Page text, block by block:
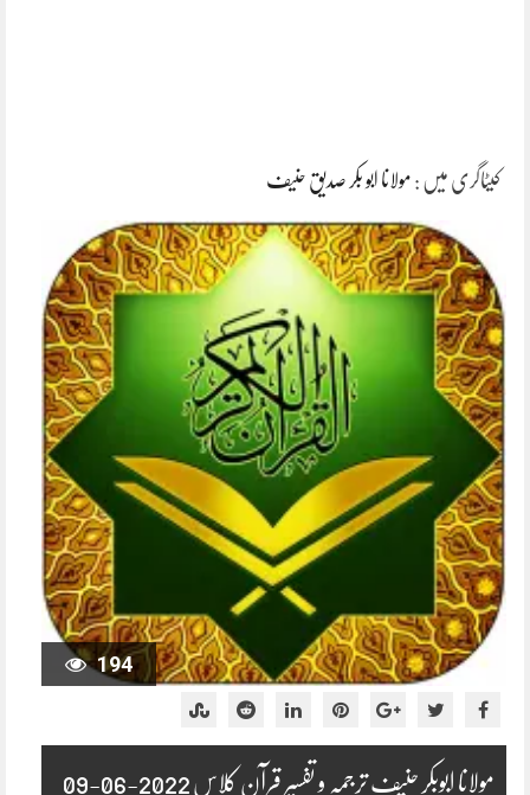
کیٹاگری میں : مولانا ابو بکر صدیق حنیف
194
مولانا ابوبکر حنیف ترجمہ و تفسیر قرآن کلاس 2022-06-09